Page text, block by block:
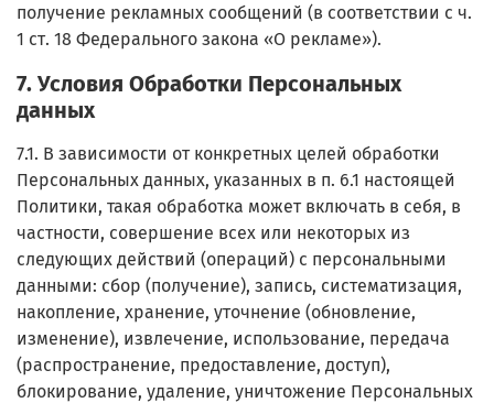
получение рекламных сообщений (в соответствии с ч.
1 ст. 18 Федерального закона «О рекламе»).
7. Условия Обработки Персональных
данных
7.1. В зависимости от конкретных целей обработки
Персональных данных, указанных в п. 6.1 настоящей
Политики, такая обработка может включать в себя, в
частности, совершение всех или некоторых из
следующих действий (операций) с персональными
данными: сбор (получение), запись, систематизация,
накопление, хранение, уточнение (обновление,
изменение), извлечение, использование, передача
(распространение, предоставление, доступ),
блокирование, удаление, уничтожение Персональных